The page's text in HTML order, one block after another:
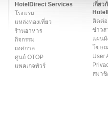
HotelDirect Services
โรงแรม
แหล่งท่องเที่ยว
ร้านอาหาร
กิจกรรม
เทศกาล
ศูนย์ OTOP
แพคเกจทัวร์
เกี่ยว
ติดต่อ
ข่าวส
แผนผั
โฆษ
User
สมาชิ